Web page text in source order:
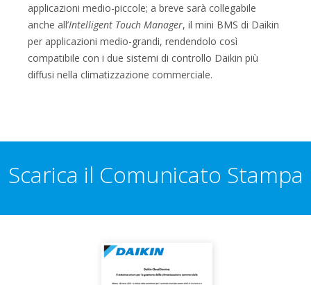
applicazioni medio-piccole; a breve sarà collegabile
anche all’Intelligent Touch Manager, il mini BMS di Daikin
per applicazioni medio-grandi, rendendolo così
compatibile con i due sistemi di controllo Daikin più
diffusi nella climatizzazione commerciale.
Scarica il Comunicato Stampa